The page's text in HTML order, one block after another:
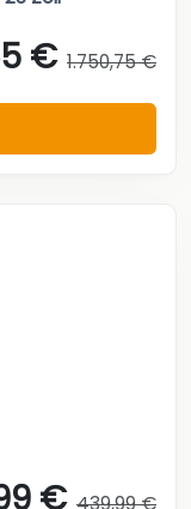
€ 1.750,75 €
€ 439,99 €